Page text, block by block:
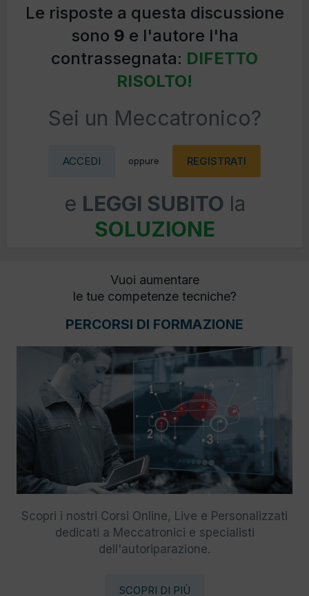
Le risposte a questa discussione
sono 9 e l'autore l'ha
contrassegnata: DIFETTO
RISOLTO!
Sei un Meccatronico?
ACCEDI oppure REGISTRATI
e LEGGI SUBITO la
SOLUZIONE
Vuoi aumentare
le tue competenze tecniche?
PERCORSI DI FORMAZIONE
Scopri i nostri Corsi Online, Live e Personalizzati
dedicati a Meccatronici e specialisti
dell'autoriparazione.
SCOPRI DI PIÙ